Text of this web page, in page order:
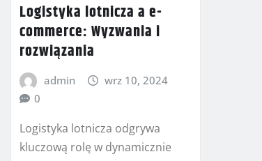
Logistyka lotnicza a e-
commerce: Wyzwania i
rozwiązania
admin
wrz 10, 2024
0
Logistyka lotnicza odgrywa
kluczową rolę w dynamicznie